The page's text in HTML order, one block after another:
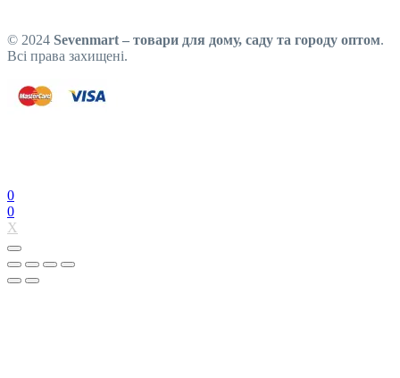
© 2024 Sevenmart – товари для дому, саду та городу оптом.
Всі права захищені.
0
0
X